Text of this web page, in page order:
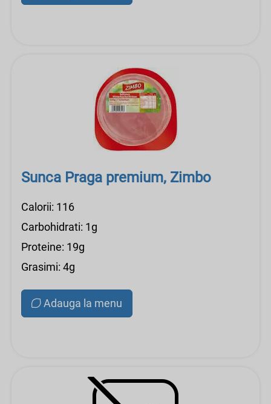
Sunca Praga premium, Zimbo
Calorii: 116
Carbohidrati: 1g
Proteine: 19g
Grasimi: 4g
Adauga la menu